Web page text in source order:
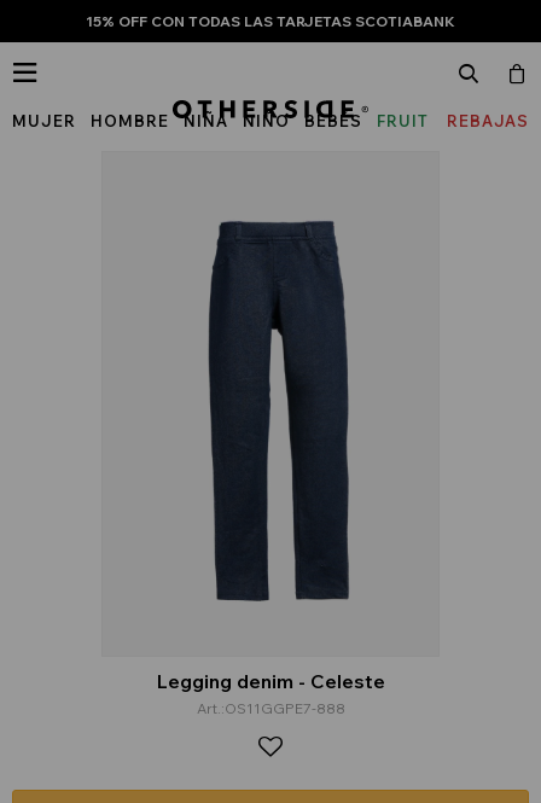
15% OFF CON TODAS LAS TARJETAS SCOTIABANK
MUJER HOMBRE NIÑA NIÑO BEBÉS
FRUIT
REBAJAS

Legging denim - Celeste
OS11GGPE7-888